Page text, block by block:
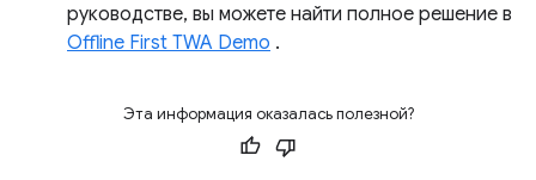
руководстве, вы можете найти полное решение в
Offline First TWA Demo .
Эта информация оказалась полезной?